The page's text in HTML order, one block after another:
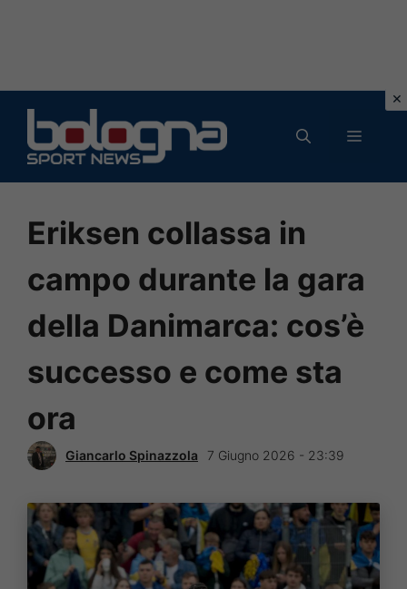
contenuto
MENU
Eriksen collassa in
campo durante la gara
della Danimarca: cos’è
successo e come sta
ora
Giancarlo Spinazzola 7 Giugno 2026 - 23:39